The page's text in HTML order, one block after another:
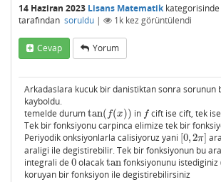
14 Haziran 2023 Lisans Matematikkategorisinde
tarafından soruldu | 1k kez görüntülendi
Cevap Yorum
Arkadaslara kucuk bir danistiktan sonra sorunun
kayboldu.
temelde durumtan( f(x))
tan(f x)) in f
f cift ise cift, tek
Tek bir fonksiyonu carpinca elimize tek bir
Periyodik onksiyonlarla calisiyoruz yani [0, 2π]
0,2π]
araligi ile degistirebilir. Tek bir fonksiyonun bu
integrali de 0
0olacaktan
tan fonksiyonunu
koruyan bir fonksiyon ile degistirebilirsiniz